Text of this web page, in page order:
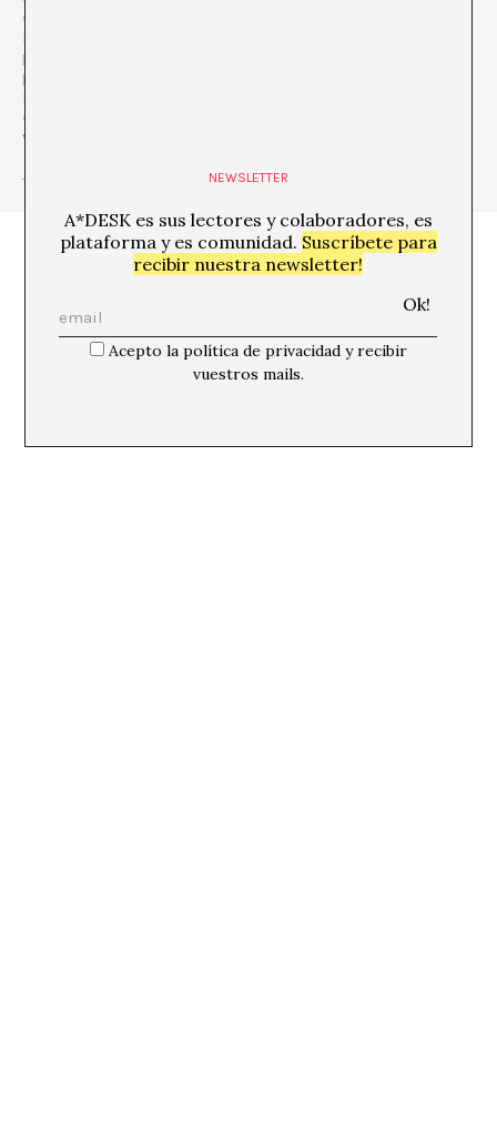
contextos y tomar distancias para poder pensar mejor el mundo.
La crítica de arte y el comisariado ha sido una vía desde la que
poner en práctica su convencimiento en la necesidad del
pensamiento crítico, de las idiosincracias y los posicionamientos
individuales. ¿Cómo si no podremos cuestionar la
estandarización a la que nos vemos abocados?
www.montsebadia.net
+ Ver todas las publicaciones del autor/a
NEWSLETTER
A*DESK es sus lectores y colaboradores, es
plataforma y es comunidad. Suscríbete para
recibir nuestra newsletter!
Acepto la política de privacidad y recibir
vuestros mails.